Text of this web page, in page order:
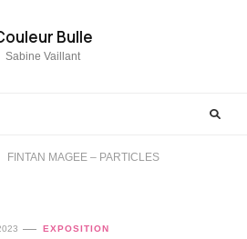
Bulle
Sabine Vaillant
FINTAN MAGEE – PARTICLES
EXPOSITION